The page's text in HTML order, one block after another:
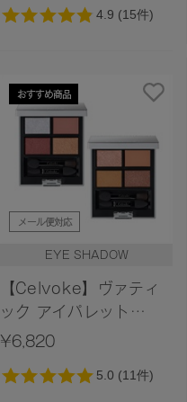
おすすめ商品
メール便対応
EYE SHADOW
【Celvoke】ヴァティ
ック アイパレット
［EX18,EX19］＜
Collection＞
¥6,820